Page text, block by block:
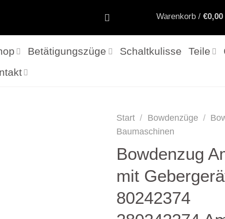
Warenkorb /€0,00
Betätigungszüge Schaltkulisse Teile
Start / Bowdenzüge /
Baumaschinen
Bowdenzug
mit
80242374